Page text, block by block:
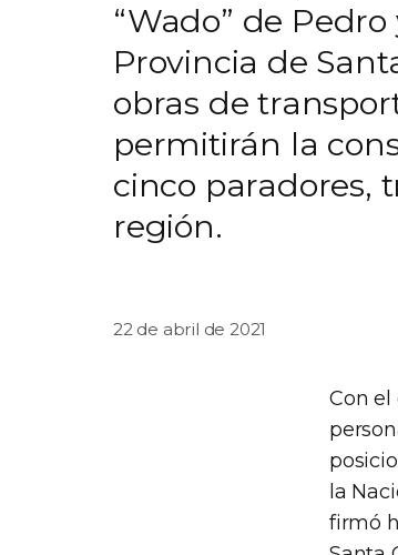
“Wado” de
Provincia de
obras de
permitirán la
cinco paradores,
región.
22 de abril de 2021
Con
la
firmó